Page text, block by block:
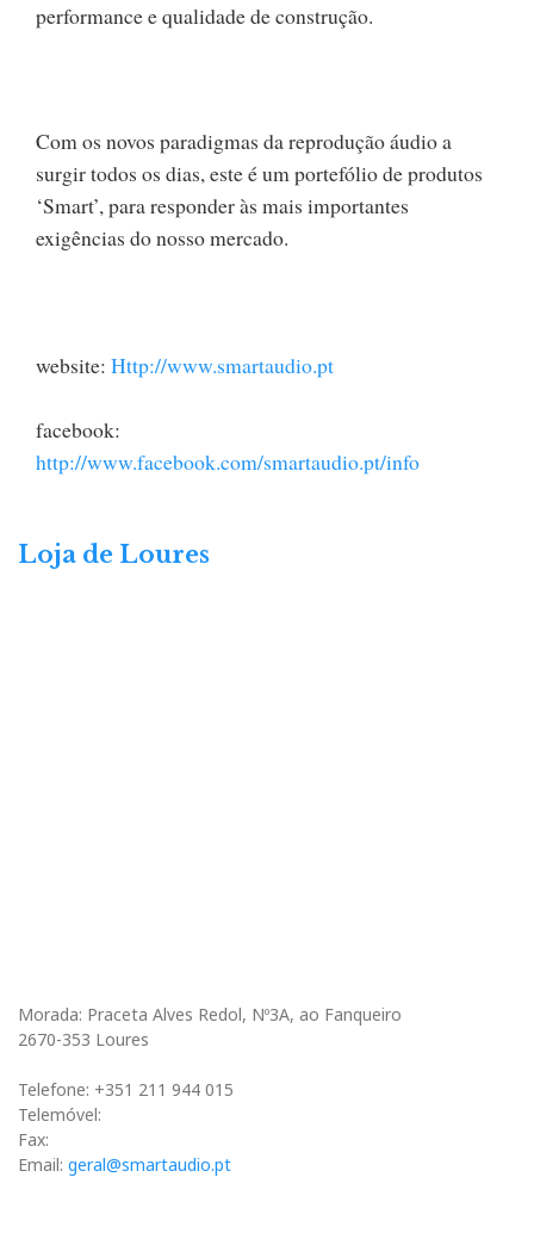
performance e qualidade de construção.
Com os novos paradigmas da reprodução áudio a
surgir todos os dias, este é um portefólio de produtos
‘Smart’, para responder às mais importantes
exigências do nosso mercado.
website: Http://www.smartaudio.pt
facebook:
http://www.facebook.com/smartaudio.pt/info
Loja de Loures
Morada: Praceta Alves Redol, Nº3A, ao Fanqueiro
2670-353 Loures
Telefone: +351 211 944 015
Telemóvel:
Fax:
Email: geral@smartaudio.pt